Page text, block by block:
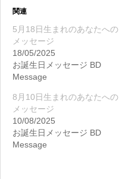
関連
5月18日生まれのあなたへの
メッセージ
18/05/2025
お誕生日メッセージ BD
Message
8月10日生まれのあなたへの
メッセージ
10/08/2025
お誕生日メッセージ BD
Message